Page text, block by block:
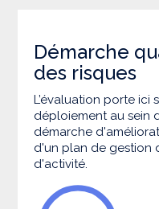
Démarche
des risques
L’évaluation porte ici
déploiement au sein
démarche
d'un plan de gestion
d'activité.